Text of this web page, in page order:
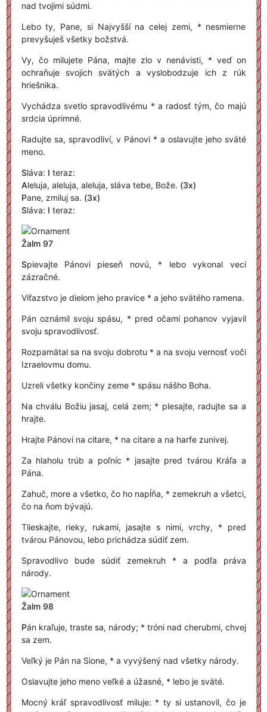
nad tvojimi súdmi.
Lebo ty, Pane, si Najvyšší na celej zemi, * nesmierne
prevyšuješ všetky božstvá.
Vy, čo milujete Pána, majte zlo v nenávisti, * veď on
ochraňuje svojich svätých a vyslobodzuje ich z rúk
hriešnika.
Vychádza svetlo spravodlivému * a radosť tým, čo majú
srdcia úprimné.
Radujte sa, spravodliví, v Pánovi * a oslavujte jeho sväté
meno.
Sláva: I teraz:
Aleluja, aleluja, aleluja, sláva tebe, Bože. (3x)
Pane, zmiluj sa. (3x)
Sláva: I teraz:
Žalm 97
Spievajte Pánovi pieseň novú, * lebo vykonal veci
zázračné.
Víťazstvo je dielom jeho pravice * a jeho svätého ramena.
Pán oznámil svoju spásu, * pred očami pohanov vyjavil
svoju spravodlivosť.
Rozpamätal sa na svoju dobrotu * a na svoju vernosť voči
Izraelovmu domu.
Uzreli všetky končiny zeme * spásu nášho Boha.
Na chválu Božiu jasaj, celá zem; * plesajte, radujte sa a
hrajte.
Hrajte Pánovi na citare, * na citare a na harfe zunivej.
Za hlaholu trúb a poľníc * jasajte pred tvárou Kráľa a
Pána.
Zahuč, more a všetko, čo ho napĺňa, * zemekruh a všetci,
čo na ňom bývajú.
Tlieskajte, rieky, rukami, jasajte s nimi, vrchy, * pred
tvárou Pánovou, lebo prichádza súdiť zem.
Spravodlivo bude súdiť zemekruh * a podľa práva
národy.
Žalm 98
Pán kraľuje, traste sa, národy; * tróni nad cherubmi, chvej
sa zem.
Veľký je Pán na Sione, * a vyvýšený nad všetky národy.
Oslavujte jeho meno veľké a úžasné, * lebo je sväté.
Mocný kráľ spravodlivosť miluje: * ty si ustanovil, čo je